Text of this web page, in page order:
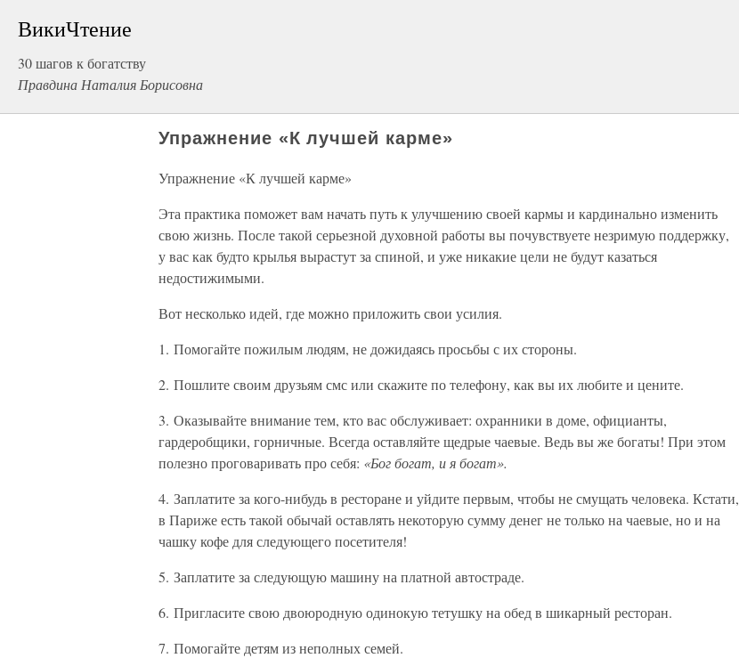
ВикиЧтение
30 шагов к богатству
Правдина Наталия Борисовна
Упражнение «К лучшей карме»
Упражнение «К лучшей карме»
Эта практика поможет вам начать путь к улучшению своей кармы и кардинально изменить
свою жизнь. После такой серьезной духовной работы вы почувствуете незримую поддержку,
у вас как будто крылья вырастут за спиной, и уже никакие цели не будут казаться
недостижимыми.
Вот несколько идей, где можно приложить свои усилия.
1. Помогайте пожилым людям, не дожидаясь просьбы с их стороны.
2. Пошлите своим друзьям смс или скажите по телефону, как вы их любите и цените.
3. Оказывайте внимание тем, кто вас обслуживает: охранники в доме, официанты,
гардеробщики, горничные. Всегда оставляйте щедрые чаевые. Ведь вы же богаты! При этом
полезно проговаривать про себя: «Бог богат, и я богат».
4. Заплатите за кого-нибудь в ресторане и уйдите первым, чтобы не смущать человека. Кстати,
в Париже есть такой обычай оставлять некоторую сумму денег не только на чаевые, но и на
чашку кофе для следующего посетителя!
5. Заплатите за следующую машину на платной автостраде.
6. Пригласите свою двоюродную одинокую тетушку на обед в шикарный ресторан.
7. Помогайте детям из неполных семей.